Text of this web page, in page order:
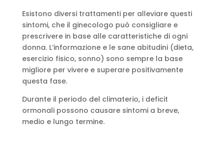
Esistono diversi trattamenti per alleviare questi
sintomi, che il ginecologo può consigliare e
prescrivere in base alle caratteristiche di ogni
donna. L’informazione e le sane abitudini (dieta,
esercizio fisico, sonno) sono sempre la base
migliore per vivere e superare positivamente
questa fase.
Durante il periodo del climaterio, i deficit
ormonali possono causare sintomi a breve,
medio e lungo termine.